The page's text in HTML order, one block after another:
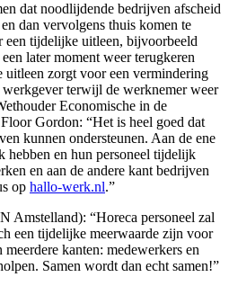
dat noodlijdende bedrijven afscheid
dan vervolgens thuis komen te
een tijdelijke uitleen, bijvoorbeeld
later moment weer terugkeren
zorgt voor een vermindering
terwijl de werknemer weer
Economische in de
Gordon: “Het is heel goed dat
kunnen ondersteunen. Aan de ene
hebben en hun personeel tijdelijk
en aan de andere kant bedrijven
op hallo-werk.nl.”
Amstelland): “Horeca personeel zal
een tijdelijke meerwaarde zijn voor
kanten: medewerkers en
Samen wordt dan echt samen!”